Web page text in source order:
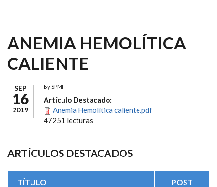
ANEMIA HEMOLÍTICA
CALIENTE
SEP
16
2019
BySPMI
Artículo Destacado:
Anemia Hemolítica caliente.pdf
47251 lecturas
ARTÍCULOS DESTACADOS
TÍTULO
POST